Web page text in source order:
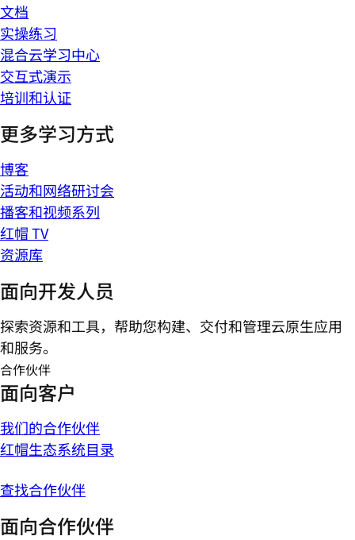
文档
实操练习
混合云学习中心
交互式演示
培训和认证
更多学习方式
博客
活动和网络研讨会
播客和视频系列
红帽 TV
资源库
面向开发人员
探索资源和工具，帮助您构建、交付和管理云原生应用
和服务。
合作伙伴
面向客户
我们的合作伙伴
红帽生态系统目录
查找合作伙伴
面向合作伙伴